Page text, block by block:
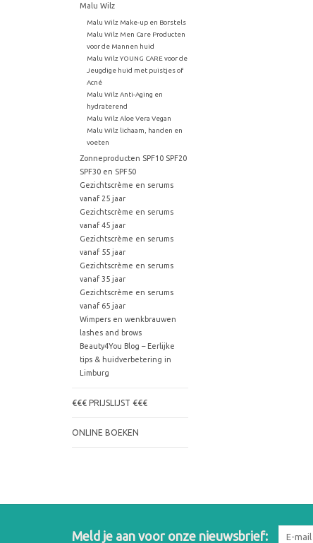
Malu Wilz
Malu Wilz Make-up en Borstels
Malu Wilz Men Care Producten
voor de Mannen huid
Malu Wilz YOUNG CARE voor de
Jeugdige huid met puistjes of
Acné
Malu Wilz Anti-Aging en
hydraterend
Malu Wilz Aloe Vera Vegan
Malu Wilz lichaam, handen en
voeten
Zonneproducten SPF10 SPF20
SPF30 en SPF50
Gezichtscrème en serums
vanaf 25 jaar
Gezichtscrème en serums
vanaf 45 jaar
Gezichtscrème en serums
vanaf 55 jaar
Gezichtscrème en serums
vanaf 35 jaar
Gezichtscrème en serums
vanaf 65 jaar
Wimpers en wenkbrauwen
lashes and brows
Beauty4You Blog – Eerlijke
tips & huidverbetering in
Limburg
€€€ PRIJSLIJST €€€
ONLINE BOEKEN
Meld je aan voor onze nieuwsbrief: